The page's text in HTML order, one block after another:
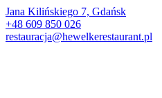
Jana Kilińskiego 7, Gdańsk
+48 609 850 026
restauracja@hewelkerestaurant.pl